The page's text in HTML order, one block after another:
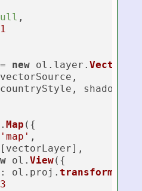
,
1
new ol. layer . Vector
Map ({
'map' ,
ol. View({
: ol. proj . transform
3